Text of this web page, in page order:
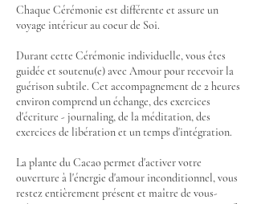
Chaque Cérémonie est différente et assure un
voyage intérieur au coeur de Soi.
Durant cette Cérémonie individuelle, vous êtes
guidée et soutenu(e) avec Amour pour recevoir la
guérison subtile. Cet accompagnement de 2 heures
environ comprend un échange, des exercices
d'écriture - journaling, de la méditation, des
exercices de libération et un temps d'intégration.
La plante du Cacao permet d'activer votre
ouverture à l'énergie d'amour inconditionnel, vous
restez entièrement présent et maître de vous-